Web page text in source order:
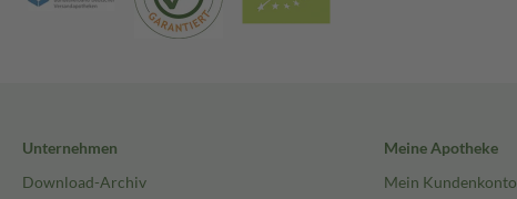
Unternehmen
Download-Archiv
Meine Apotheke
Mein Kundenkonto